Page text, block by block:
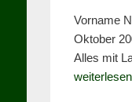
Vorname
Oktober
Alles mit
weiterlesen